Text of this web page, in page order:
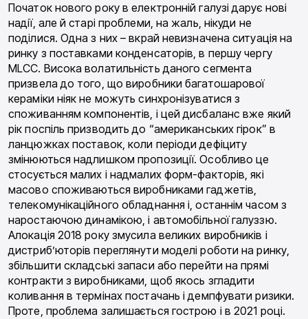
Початок нового року в електронній галузі дарує нові
надії, але й старі проблеми, на жаль, нікуди не
поділися. Одна з них – вкрай невизначена ситуація на
ринку з поставками конденсаторів, в першу чергу
MLCC. Висока волатильність даного сегмента
призвела до того, що виробники багатошарової
кераміки ніяк не можуть синхронізуватися з
споживанням компонентів, і цей дисбаланс вже який
рік поспіль призводить до “американських гірок” в
ланцюжках поставок, коли періоди дефіциту
змінюються надлишком пропозиції. Особливо це
стосується малих і надмалих форм-факторів, які
масово споживаються виробниками гаджетів,
телекомунікаційного обладнання і, останнім часом з
наростаючою динамікою, і автомобільної галуззю.
Алокація 2018 року змусила великих виробників і
дистриб’юторів переглянути моделі роботи на ринку,
збільшити складські запаси або перейти на прямі
контракти з виробниками, щоб якось згладити
коливання в термінах постачань і демпфувати ризики.
Проте, проблема залишається гострою і в 2021 році.